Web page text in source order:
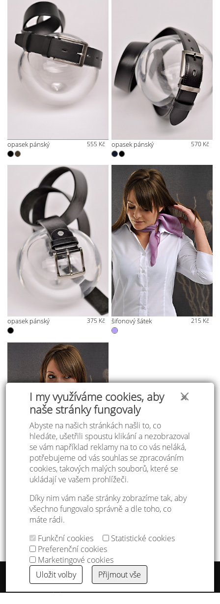
✕
I my využíváme cookies, aby
naše stránky fungovaly
Abyste na našich stránkách našli to, co
hledáte, ušetřili spoustu klikání a nezobrazoval
se vám například reklamy na to co vás neláká,
potřebujeme od vás souhlas se zpracováním
cookies, takových malých souborů, které se
ukládají ve vašem prohlížeči.
Díky nim vám naše stránky zobrazíme tak, aby
všechno fungovalo správně a dle toho, co
máte rádi.
Funkční cookies
Statistické cookies
Preferenční cookies
Marketingové cookies
Uložit volby
Přijmout vše
opasek pánský 555 Kč opasek pánský 570 Kč
opasek pánský 375 Kč šifonový šátek 215 Kč
kravatošátek 320 Kč Číšnický nůž
Tabulka velikostí
Doprava a platba